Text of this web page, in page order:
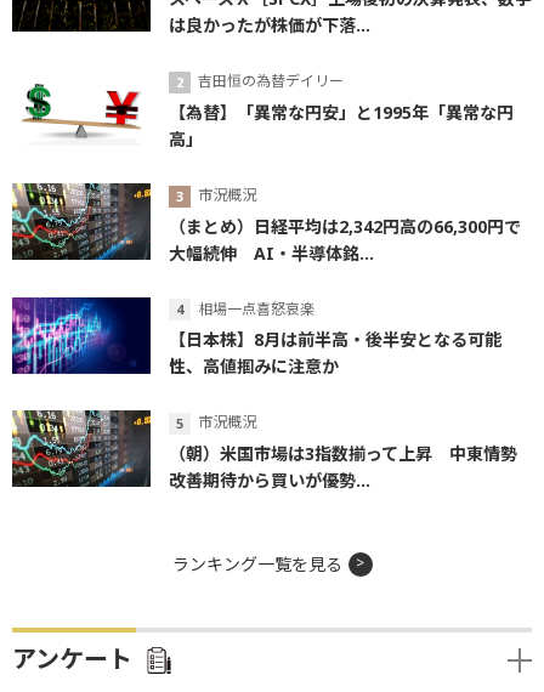
は良かったが株価が下落...
吉田恒の為替デイリー
【為替】「異常な円安」と1995年「異常な円
高」
市況概況
（まとめ）日経平均は2,342円高の66,300円で
大幅続伸 AI・半導体銘...
相場一点喜怒哀楽
【日本株】8月は前半高・後半安となる可能
性、高値掴みに注意か
市況概況
（朝）米国市場は3指数揃って上昇 中東情勢
改善期待から買いが優勢...
ランキング一覧を見る
アンケート